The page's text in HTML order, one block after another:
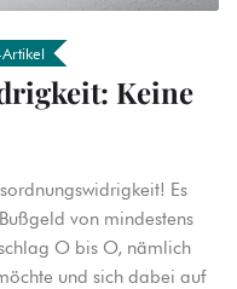
Keine
Es
von mindestens
O bis O, nämlich
und sich dabei auf